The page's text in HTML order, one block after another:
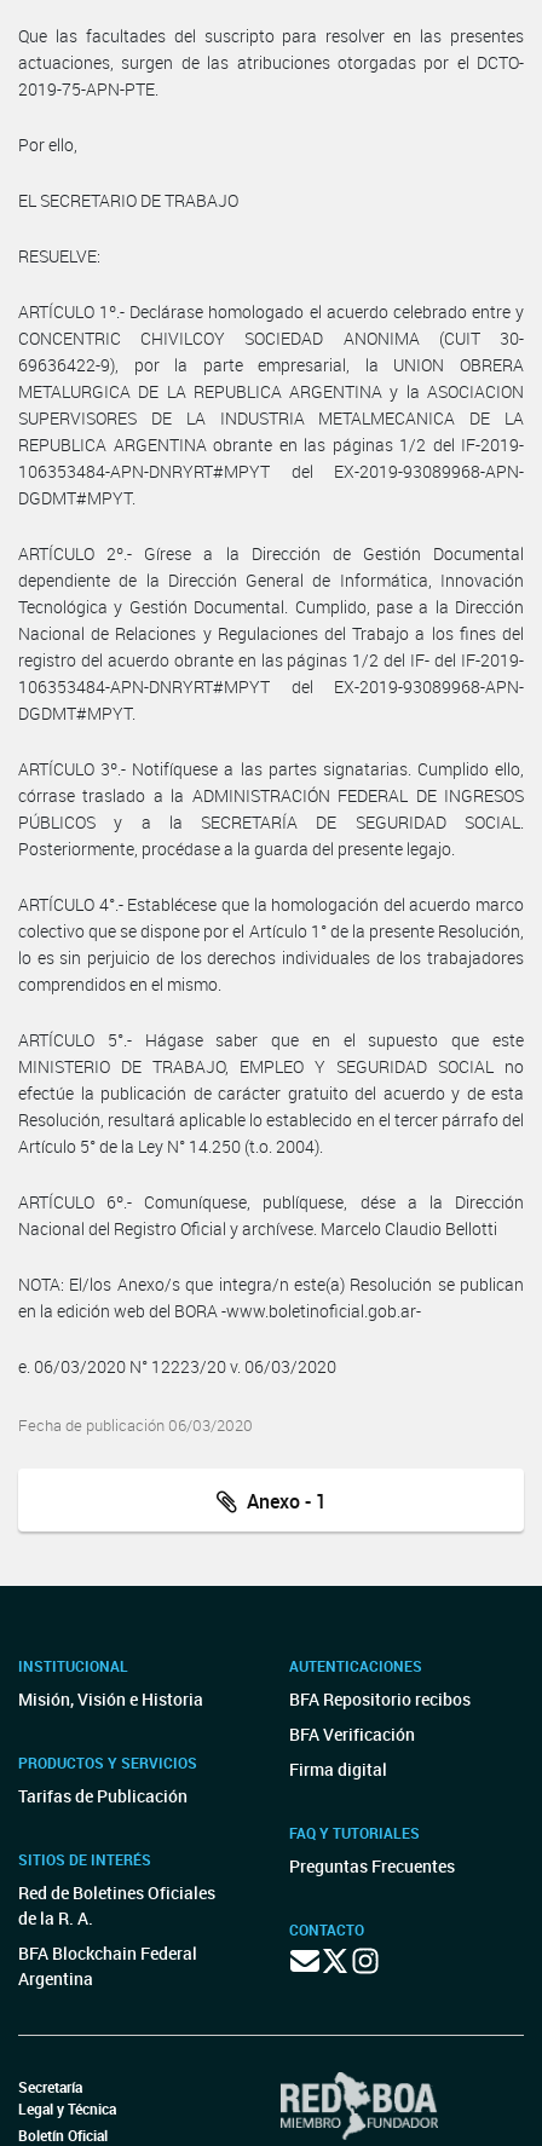
Que las facultades del suscripto para resolver en las presentes
actuaciones, surgen de las atribuciones otorgadas por el DCTO-
2019-75-APN-PTE.
Por ello,
EL SECRETARIO DE TRABAJO
RESUELVE:
ARTÍCULO 1º.- Declárase homologado el acuerdo celebrado entre y
CONCENTRIC CHIVILCOY SOCIEDAD ANONIMA (CUIT 30-
69636422-9), por la parte empresarial, la UNION OBRERA
METALURGICA DE LA REPUBLICA ARGENTINA y la ASOCIACION
SUPERVISORES DE LA INDUSTRIA METALMECANICA DE LA
REPUBLICA ARGENTINA obrante en las páginas 1/2 del IF-2019-
106353484-APN-DNRYRT#MPYT del EX-2019-93089968-APN-
DGDMT#MPYT.
ARTÍCULO 2º.- Gírese a la Dirección de Gestión Documental
dependiente de la Dirección General de Informática, Innovación
Tecnológica y Gestión Documental. Cumplido, pase a la Dirección
Nacional de Relaciones y Regulaciones del Trabajo a los fines del
registro del acuerdo obrante en las páginas 1/2 del IF- del IF-2019-
106353484-APN-DNRYRT#MPYT del EX-2019-93089968-APN-
DGDMT#MPYT.
ARTÍCULO 3º.- Notifíquese a las partes signatarias. Cumplido ello,
córrase traslado a la ADMINISTRACIÓN FEDERAL DE INGRESOS
PÚBLICOS y a la SECRETARÍA DE SEGURIDAD SOCIAL.
Posteriormente, procédase a la guarda del presente legajo.
ARTÍCULO 4°.- Establécese que la homologación del acuerdo marco
colectivo que se dispone por el Artículo 1° de la presente Resolución,
lo es sin perjuicio de los derechos individuales de los trabajadores
comprendidos en el mismo.
ARTÍCULO 5°.- Hágase saber que en el supuesto que este
MINISTERIO DE TRABAJO, EMPLEO Y SEGURIDAD SOCIAL no
efectúe la publicación de carácter gratuito del acuerdo y de esta
Resolución, resultará aplicable lo establecido en el tercer párrafo del
Artículo 5° de la Ley N° 14.250 (t.o. 2004).
ARTÍCULO 6º.- Comuníquese, publíquese, dése a la Dirección
Nacional del Registro Oficial y archívese. Marcelo Claudio Bellotti
NOTA: El/los Anexo/s que integra/n este(a) Resolución se publican
en la edición web del BORA -www.boletinoficial.gob.ar-
e. 06/03/2020 N° 12223/20 v. 06/03/2020
Fecha de publicación 06/03/2020
Anexo - 1
INSTITUCIONAL
Misión, Visión e Historia
PRODUCTOS Y SERVICIOS
Tarifas de Publicación
SITIOS DE INTERÉS
Red de Boletines Oficiales
de la R. A.
BFA Blockchain Federal
Argentina
AUTENTICACIONES
BFA Repositorio recibos
BFA Verificación
Firma digital
FAQ Y TUTORIALES
Preguntas Frecuentes
CONTACTO
Secretaría
Legal y Técnica
Boletín Oficial